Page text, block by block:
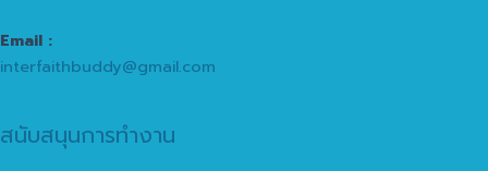
Email :
interfaithbuddy@gmail.com
สนับสนุนการทำงาน